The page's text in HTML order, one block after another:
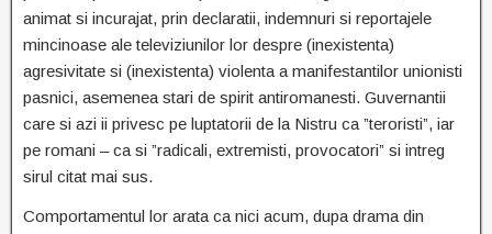
animat si incurajat, prin declaratii, indemnuri si reportajele
mincinoase ale televiziunilor lor despre (inexistenta)
agresivitate si (inexistenta) violenta a manifestantilor unionisti
pasnici, asemenea stari de spirit antiromanesti. Guvernantii
care si azi ii privesc pe luptatorii de la Nistru ca ”teroristi”, iar
pe romani – ca si ”radicali, extremisti, provocatori” si intreg
sirul citat mai sus.
Comportamentul lor arata ca nici acum, dupa drama din